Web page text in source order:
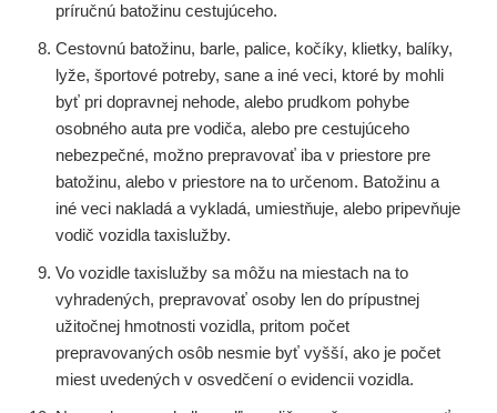
príručnú batožinu cestujúceho.
Cestovnú batožinu, barle, palice, kočíky, klietky, balíky,
lyže, športové potreby, sane a iné veci, ktoré by mohli
byť pri dopravnej nehode, alebo prudkom pohybe
osobného auta pre vodiča, alebo pre cestujúceho
nebezpečné, možno prepravovať iba v priestore pre
batožinu, alebo v priestore na to určenom. Batožinu a
iné veci nakladá a vykladá, umiestňuje, alebo pripevňuje
vodič vozidla taxislužby.
Vo vozidle taxislužby sa môžu na miestach na to
vyhradených, prepravovať osoby len do prípustnej
užitočnej hmotnosti vozidla, pritom počet
prepravovaných osôb nesmie byť vyšší, ako je počet
miest uvedených v osvedčení o evidencii vozidla.